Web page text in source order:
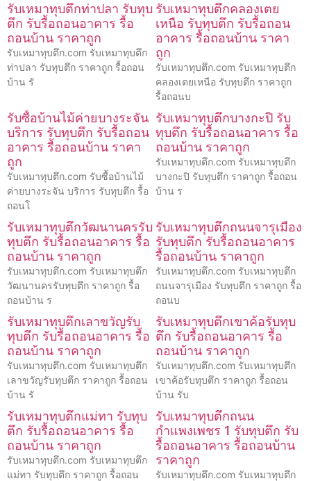
รับเหมาทุบตึกท่าปลา รับทุบ
ตึก รับรื้อถอนอาคาร รื้อ
ถอนบ้าน ราคาถูก
รับเหมาทุบตึก.com รับเหมาทุบตึก
ท่าปลา รับทุบตึก ราคาถูก รื้อถอน
บ้าน รั
รับเหมาทุบตึกคลองเตย
เหนือ รับทุบตึก รับรื้อถอน
อาคาร รื้อถอนบ้าน ราคา
ถูก
รับเหมาทุบตึก.com รับเหมาทุบตึก
คลองเตยเหนือ รับทุบตึก ราคาถูก
รื้อถอนบ
รับซื้อบ้านไม้ค่ายบางระจัน
บริการ รับทุบตึก รับรื้อถอน
อาคาร รื้อถอนบ้าน ราคา
ถูก
รับเหมาทุบตึก.com รับซื้อบ้านไม้
ค่ายบางระจัน บริการ รับทุบตึก รื้อ
ถอนโ
รับเหมาทุบตึกบางกะปิ รับ
ทุบตึก รับรื้อถอนอาคาร รื้อ
ถอนบ้าน ราคาถูก
รับเหมาทุบตึก.com รับเหมาทุบตึก
บางกะปิ รับทุบตึก ราคาถูก รื้อถอน
บ้าน ร
รับเหมาทุบตึกวัฒนานครรับ
ทุบตึก รับรื้อถอนอาคาร รื้อ
ถอนบ้าน ราคาถูก
รับเหมาทุบตึก.com รับเหมาทุบตึก
วัฒนานครรับทุบตึก ราคาถูก รื้อ
ถอนบ้าน ร
รับเหมาทุบตึกถนนจารุเมือง
รับทุบตึก รับรื้อถอนอาคาร
รื้อถอนบ้าน ราคาถูก
รับเหมาทุบตึก.com รับเหมาทุบตึก
ถนนจารุเมือง รับทุบตึก ราคาถูก รื้อ
ถอนบ
รับเหมาทุบตึกเลาขวัญรับ
ทุบตึก รับรื้อถอนอาคาร รื้อ
ถอนบ้าน ราคาถูก
รับเหมาทุบตึก.com รับเหมาทุบตึก
เลาขวัญรับทุบตึก ราคาถูก รื้อถอน
บ้าน รั
รับเหมาทุบตึกเขาค้อรับทุบ
ตึก รับรื้อถอนอาคาร รื้อ
ถอนบ้าน ราคาถูก
รับเหมาทุบตึก.com รับเหมาทุบตึก
เขาค้อรับทุบตึก ราคาถูก รื้อถอน
บ้าน รับ
รับเหมาทุบตึกแม่ทา รับทุบ
ตึก รับรื้อถอนอาคาร รื้อ
ถอนบ้าน ราคาถูก
รับเหมาทุบตึก.com รับเหมาทุบตึก
แม่ทา รับทุบตึก ราคาถูก รื้อถอน
รับเหมาทุบตึกถนน
กำแพงเพชร 1 รับทุบตึก รับ
รื้อถอนอาคาร รื้อถอนบ้าน
ราคาถูก
รับเหมาทุบตึก.com รับเหมาทุบตึก